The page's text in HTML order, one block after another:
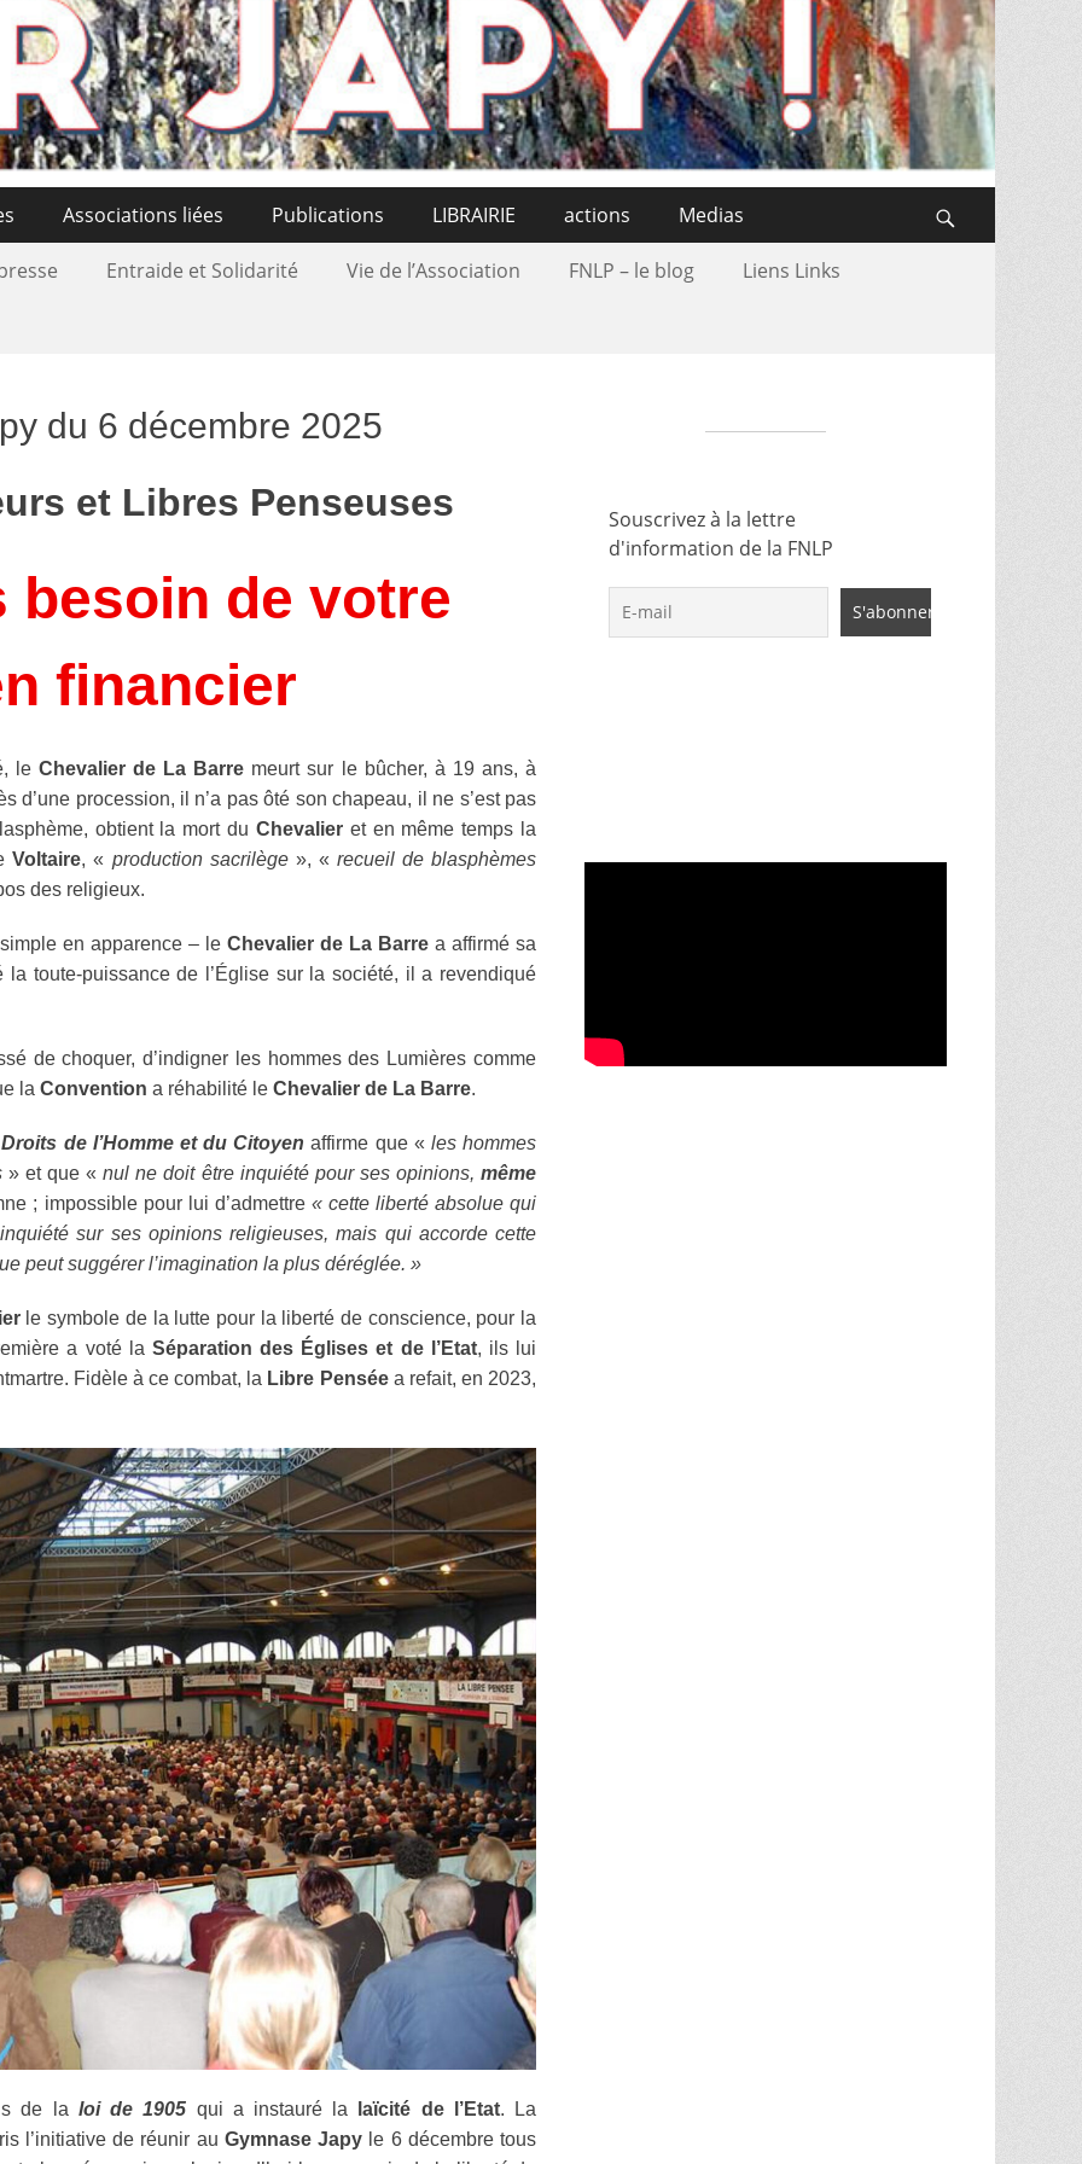
Associations liées Publications LIBRAIRIE actions Medias
Entraide et Solidarité Vie de l’Association FNLP – le blog Liens Links
du 6 décembre 2025
et Libres Penseuses
besoin de votre
financier
le Chevalier de La Barre meurt sur le bûcher, à 19 ans, à
d’une procession, il n’a pas ôté son chapeau, il ne s’est pas
obtient la mort du Chevalieret en même temps la
Voltaire, « production sacrilège», « recueil de blasphèmes
des religieux.
en apparence – le Chevalier de La Barre a affirmé sa
toute-puissance de l’Église sur la société, il a revendiqué
de choquer, d’indigner les hommes des Lumières comme
la Convention a réhabilité le Chevalier de La Barre.
de l’Homme et du Citoyen affirme que « les hommes
» et que «nul ne doit être inquiété pour ses opinions,même
; impossible pour lui d’admettre « cette liberté absolue qui
sur ses opinions religieuses, mais qui accorde cette
peut suggérer l’imagination la plus déréglée. »
le symbole de la lutte pour la liberté de conscience, pour la
a voté la Séparation des Églises et de l’Etat, ils lui
Fidèle à ce combat, la Libre Penséea refait, en 2023,
de la loi de 1905 qui a instauré la laïcité de l’Etat. La
l’initiative de réunir au Gymnase Japy le 6 décembre tous
Souscrivez à la lettre
d'information de la FNLP